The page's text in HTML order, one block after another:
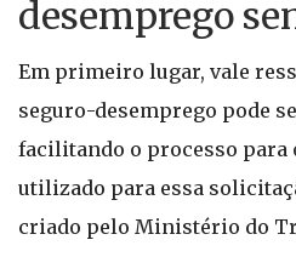
desemprego
Em primeiro lugar, vale
seguro-desemprego pode
facilitando o processo para
utilizado para essa
criado pelo Ministério do